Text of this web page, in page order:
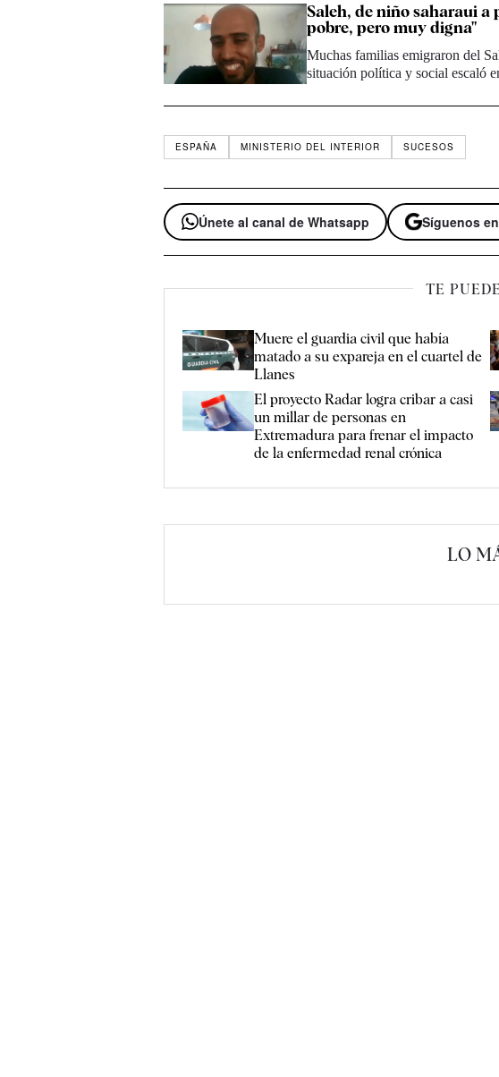
Saleh, de niño saharaui
pobre, pero muy digna"
Muchas familias emigraron del
situación política y social escaló
ESPAÑA MINISTERIO DEL INTERIOR SUCESOS
Únete al canal de Whatsapp Síguenos
TE
Muere el guardia civil que había
matado a su expareja en el cuartel de
Llanes
El proyecto Radar logra cribar a casi
un millar de personas en
Extremadura para frenar el impacto
de la enfermedad renal crónica
LO